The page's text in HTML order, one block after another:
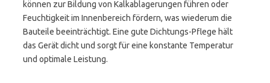
können zur Bildung von Kalkablagerungen führen oder
Feuchtigkeit im Innenbereich fördern, was wiederum die
Bauteile beeinträchtigt. Eine gute Dichtungs-Pflege hält
das Gerät dicht und sorgt für eine konstante Temperatur
und optimale Leistung.